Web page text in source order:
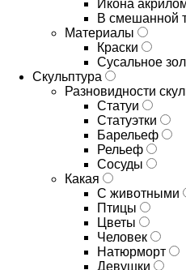
Икона
В смешанной
Материалы
Краски
Сусальное
Скульптура
Разновидности
Статуи
Статуэтки
Барельеф
Рельеф
Сосуды
Какая
С животными
Птицы
Цветы
Человек
Натюрморт
Девушки